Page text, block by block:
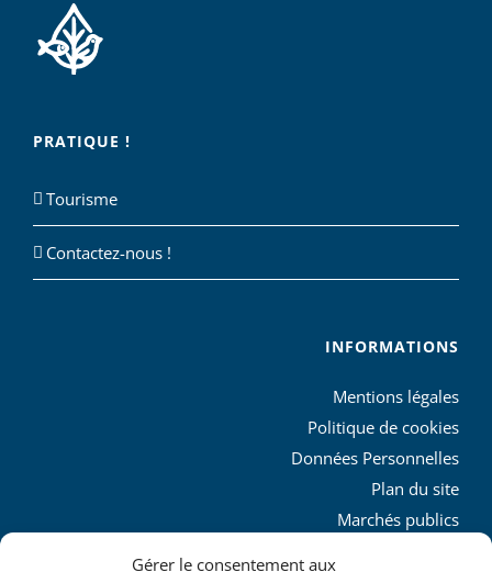
Gérer le consentement aux
PRATIQUE !
Tourisme
Contactez-nous !
INFORMATIONS
Mentions légales
Politique de cookies
Données Personnelles
Plan du site
Marchés publics